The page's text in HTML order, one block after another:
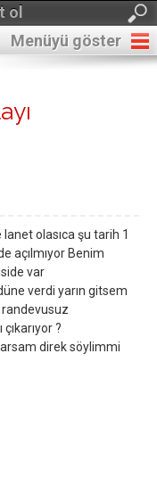
ol
Menüyü göster
olasıca şu tarih 1
açılmıyor Benim
var
verdi yarın gitsem
?
direk söylimmi